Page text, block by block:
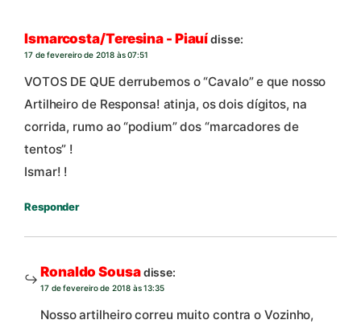
Ismarcosta/Teresina - Piauídisse:
17 de fevereiro de 2018 às 07:51
VOTOS DE QUE derrubemos o “Cavalo” e que nosso
Artilheiro de Responsa! atinja, os dois dígitos, na
corrida, rumo ao “podium” dos “marcadores de
tentos” !
Ismar! !
Responder
Ronaldo Sousadisse:
17 de fevereiro de 2018 às 13:35
Nosso artilheiro correu muito contra o Vozinho,